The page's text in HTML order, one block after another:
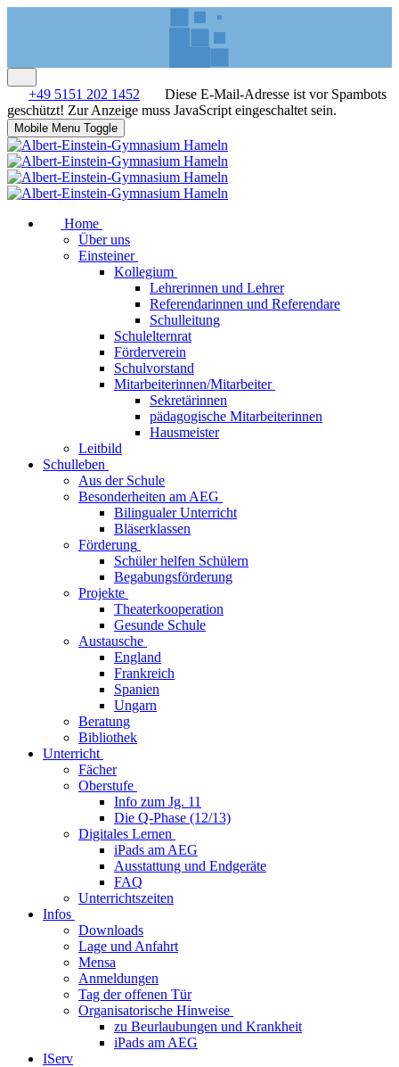
+49 5151 202 1452
Diese E-Mail-Adresse ist vor Spambots
geschützt! Zur Anzeige muss JavaScript eingeschaltet sein.
Mobile Menu Toggle
Home
Über uns
Einsteiner
Kollegium
Lehrerinnen und Lehrer
Referendarinnen und Referendare
Schulleitung
Schulelternrat
Förderverein
Schulvorstand
Mitarbeiterinnen/Mitarbeiter
Sekretärinnen
pädagogische Mitarbeiterinnen
Hausmeister
Leitbild
Schulleben
Aus der Schule
Besonderheiten am AEG
Bilingualer Unterricht
Bläserklassen
Förderung
Schüler helfen Schülern
Begabungsförderung
Projekte
Theaterkooperation
Gesunde Schule
Austausche
England
Frankreich
Spanien
Ungarn
Beratung
Bibliothek
Unterricht
Fächer
Oberstufe
Info zum Jg. 11
Die Q-Phase (12/13)
Digitales Lernen
iPads am AEG
Ausstattung und Endgeräte
FAQ
Unterrichtszeiten
Infos
Downloads
Lage und Anfahrt
Mensa
Anmeldungen
Tag der offenen Tür
Organisatorische Hinweise
zu Beurlaubungen und Krankheit
iPads am AEG
IServ